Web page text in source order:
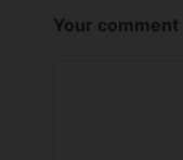
Your comment